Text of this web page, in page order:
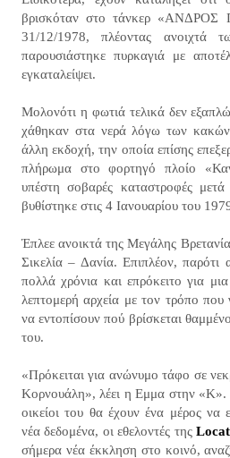
βρισκόταν στο τάνκερ «ΑΝΔΡΟΣ
31/12/1978, πλέοντας ανοιχτά
παρουσιάστηκε πυρκαγιά με
εγκαταλείψει.
Μολονότι η φωτιά τελικά δεν
χάθηκαν στα νερά λόγω των
άλλη εκδοχή, την οποία επίσης
πλήρωμα στο φορτηγό πλοίο
υπέστη σοβαρές καταστροφές μετά
βυθίστηκε στις 4 Ιανουαρίου του
Έπλεε ανοικτά της Μεγάλης
Σικελία – Δανία. Επιπλέον,
πολλά χρόνια και επρόκειτο για
λεπτομερή αρχεία με τον τρόπο που
να εντοπίσουν πού βρίσκεται
του.
«Πρόκειται για ανώνυμο τάφο σε
Κορνουάλη», λέει η Εμμα στην «Κ».
οικείοι του θα έχουν ένα μέρος να
νέα δεδομένα, οι εθελοντές της
σήμερα νέα έκκληση στο κοινό,